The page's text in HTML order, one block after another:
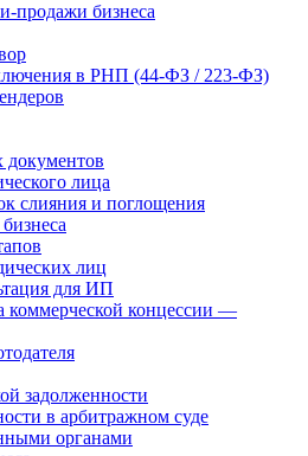
продажи бизнеса
в РНП (44-ФЗ / 223-ФЗ)
документов
лица
слияния и поглощения
лиц
для ИП
коммерческой концессии —
задолженности
в арбитражном суде
органами